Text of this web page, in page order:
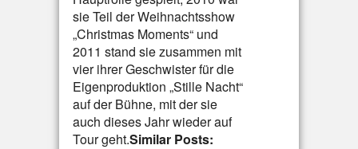
sie Teil der Weihnachtsshow
„Christmas Moments“ und
2011 stand sie zusammen mit
vier ihrer Geschwister für die
Eigenproduktion „Stille Nacht“
auf der Bühne, mit der sie
auch dieses Jahr wieder auf
Tour geht.Similar Posts: